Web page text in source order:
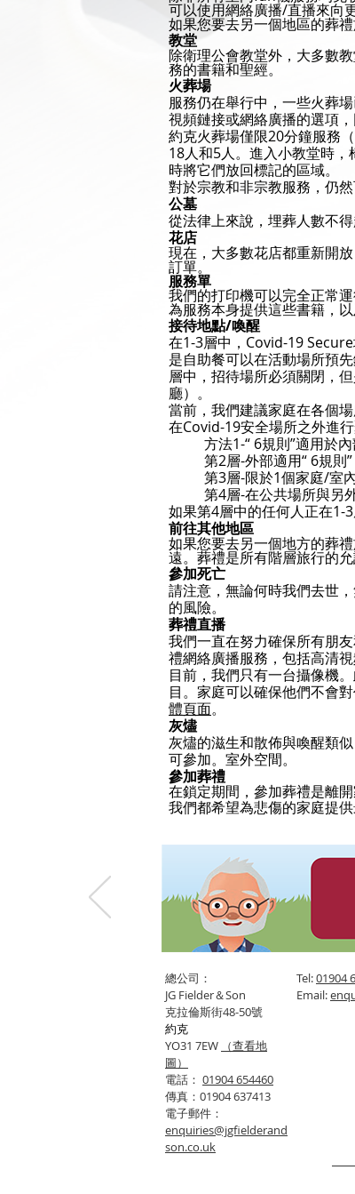
可以使用網絡廣播/直播來向
如果您要去另一個地區的葬
教堂
除衛理公會教堂外，大多數
務的書籍和聖經。
火葬場
服務仍在舉行中，一些火葬
視頻鏈接或網絡廣播的選項
約克火葬場僅限20分鐘服務
18人和5人。進入小教堂時
時將它們放回標記的區域。
對於宗教和非宗教服務，仍
公墓
從法律上來說，埋葬人數不
花店
現在，大多數花店都重新開
訂單。
服務單
我們的打印機可以完全正常
為服務本身提供這些書籍，
接待地點/喚醒
在1-3層中，Covid-19
是自助餐可以在活動場所預
層中，招待場所必須關閉，
廳）。
當前，我們建議家庭在各個
在Covid-19安全場所之外進
方法1-“ 6規則”適用於內
第2層-外部適用“ 6規則
第3層-限於1個家庭/室
第4層-在公共場所與另
如果第4層中的任何人正在1-
前往其他地區
如果您要去另一個地方的葬
遠。葬禮是所有階層旅行的
參加死亡
請注意，無論何時我們去世
的風險。
葬禮直播
我們一直在努力確保所有朋
禮網絡廣播服務，包括高清
目前，我們只有一台攝像機
目。家庭可以確保他們不會
體頁面。
灰燼
灰燼的滋生和散佈與喚醒類
可參加。室外空間。
參加葬禮
在鎖定期間，參加葬禮是離
我們都希望為悲傷的家庭提
總公司：
JG Fielder＆Son
克拉倫斯街48-50號
約克
YO31 7EW
（查看地
圖）
電話： 01904 654460
傳真：01904 637413
電子郵件：
enquiries@jgfielderand
son.co.uk
Tel:01904
Email: